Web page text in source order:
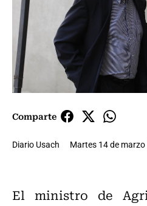
Comparte
Diario Usach Martes 14 de marzo
El ministro de